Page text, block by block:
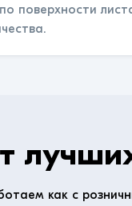
поверхности
как с